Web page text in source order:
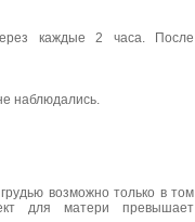
каждые 2 часа. После
наблюдались.
возможно только в том
для матери превышает